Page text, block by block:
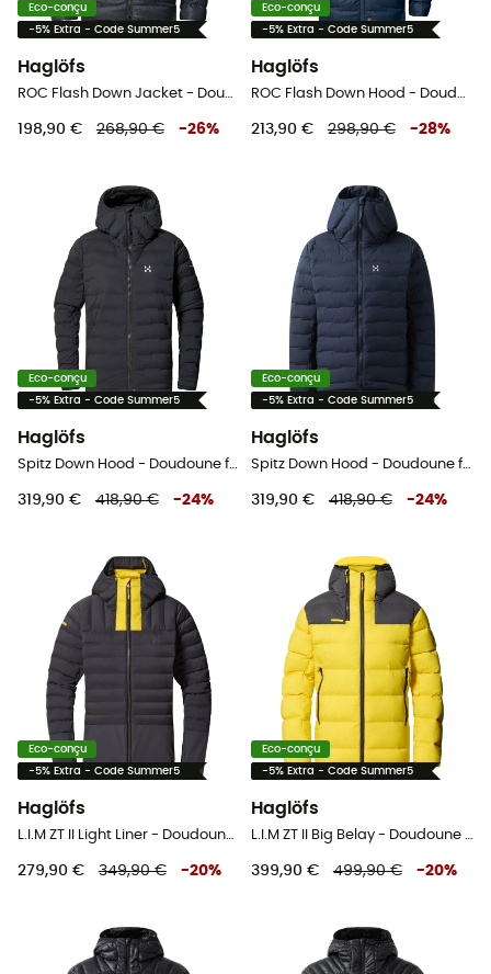
Eco-conçu
-5% Extra - Code Summer5
Haglöfs
ROC Flash Down Jacket - Doudoune femme
198,90 € 268,90 € -26%
Eco-conçu
-5% Extra - Code Summer5
Haglöfs
ROC Flash Down Hood - Doudoune femme
213,90 € 298,90 € -28%
Eco-conçu
-5% Extra - Code Summer5
Haglöfs
Spitz Down Hood - Doudoune femme
319,90 € 418,90 € -24%
Eco-conçu
-5% Extra - Code Summer5
Haglöfs
Spitz Down Hood - Doudoune femme
319,90 € 418,90 € -24%
Eco-conçu
-5% Extra - Code Summer5
Haglöfs
L.I.M ZT II Light Liner - Doudoune femme
279,90 € 349,90 € -20%
Eco-conçu
-5% Extra - Code Summer5
Haglöfs
L.I.M ZT II Big Belay - Doudoune femme
399,90 € 499,90 € -20%